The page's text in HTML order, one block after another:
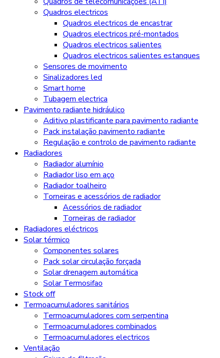
Quadros electricos
Quadros electricos de encastrar
Quadros electricos pré-montados
Quadros electricos salientes
Quadros electricos salientes estanques
Sensores de movimento
Sinalizadores led
Smart home
Tubagem electrica
Pavimento radiante hidráulico
Aditivo plastificante para pavimento radiante
Pack instalação pavimento radiante
Regulação e controlo de pavimento radiante
Radiadores
Radiador alumínio
Radiador liso em aço
Radiador toalheiro
Torneiras e acessórios de radiador
Acessórios de radiador
Torneiras de radiador
Radiadores eléctricos
Solar térmico
Componentes solares
Pack solar circulação forçada
Solar drenagem automática
Solar Termosifao
Stock off
Termoacumuladores sanitários
Termoacumuladores com serpentina
Termoacumuladores combinados
Termoacumuladores electricos
Ventilação